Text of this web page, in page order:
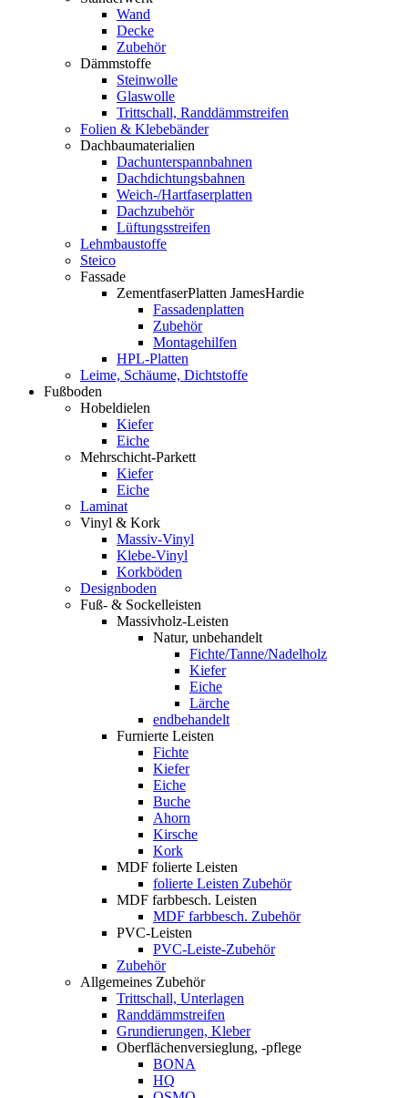
Wand
Decke
Zubehör
Dämmstoffe
Steinwolle
Glaswolle
Trittschall, Randdämmstreifen
Folien & Klebebänder
Dachbaumaterialien
Dachunterspannbahnen
Dachdichtungsbahnen
Weich-/Hartfaserplatten
Dachzubehör
Lüftungsstreifen
Lehmbaustoffe
Steico
Fassade
ZementfaserPlatten JamesHardie
Fassadenplatten
Zubehör
Montagehilfen
HPL-Platten
Leime, Schäume, Dichtstoffe
Fußboden
Hobeldielen
Kiefer
Eiche
Mehrschicht-Parkett
Kiefer
Eiche
Laminat
Vinyl & Kork
Massiv-Vinyl
Klebe-Vinyl
Korkböden
Designboden
Fuß- & Sockelleisten
Massivholz-Leisten
Natur, unbehandelt
Fichte/Tanne/Nadelholz
Kiefer
Eiche
Lärche
endbehandelt
Furnierte Leisten
Fichte
Kiefer
Eiche
Buche
Ahorn
Kirsche
Kork
MDF folierte Leisten
folierte Leisten Zubehör
MDF farbbesch. Leisten
MDF farbbesch. Zubehör
PVC-Leisten
PVC-Leiste-Zubehör
Zubehör
Allgemeines Zubehör
Trittschall, Unterlagen
Randdämmstreifen
Grundierungen, Kleber
Oberflächenversieglung, -pflege
BONA
HQ